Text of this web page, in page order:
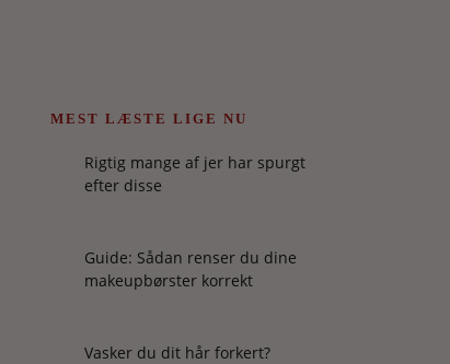
MEST LÆSTE LIGE NU
Rigtig mange af jer har spurgt
efter disse
Guide: Sådan renser du dine
makeupbørster korrekt
Vasker du dit hår forkert?